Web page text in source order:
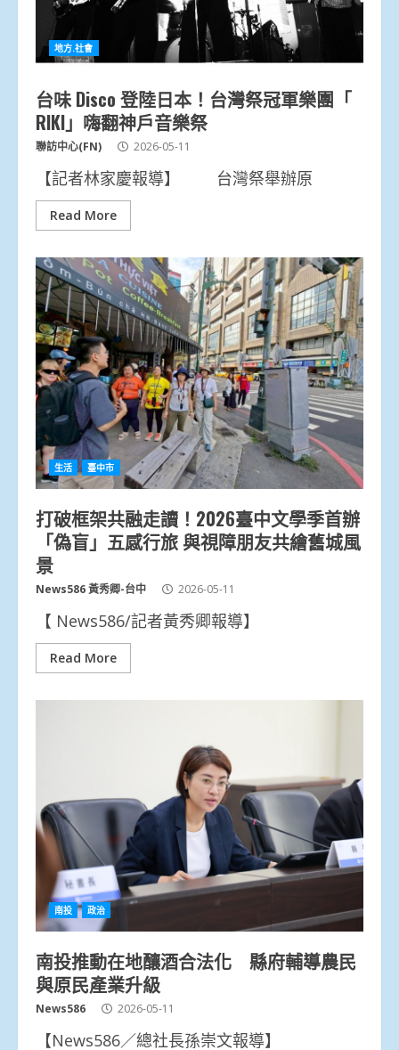
地方.社會
台味 Disco 登陸日本！台灣祭冠軍樂團「
RIKI」嗨翻神戶音樂祭
聯訪中心(FN) 2026-05-11
【記者林家慶報導】 台灣祭舉辦原
Read More
生活 臺中市
打破框架共融走讀！2026臺中文學季首辦
「偽盲」五感行旅 與視障朋友共繪舊城風
景
News586 黃秀卿-台中 2026-05-11
【 News586/記者黃秀卿報導】
Read More
南投 政治
南投推動在地釀酒合法化 縣府輔導農民
與原民產業升級
News586 2026-05-11
【News586／總社長孫崇文報導】